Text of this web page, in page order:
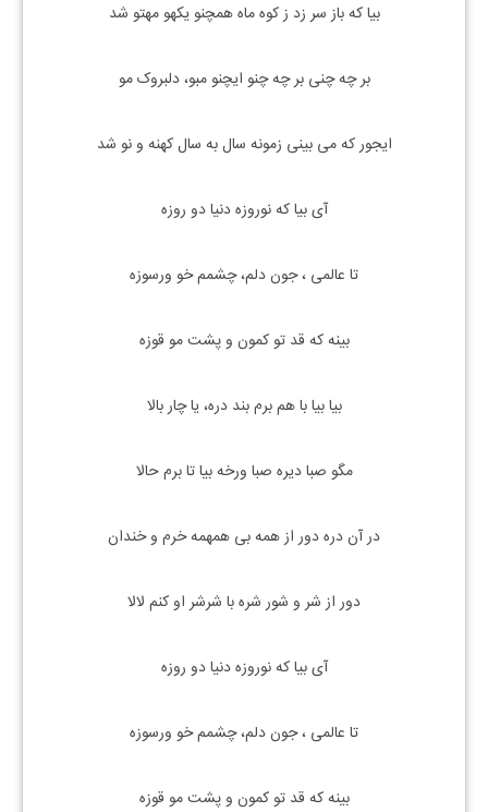
بیا که باز سر زد ز کوه ماه همچنو یکهو مهتو شد
بر چه چنی بر چه چنو ایچنو مبو، دلبروک مو
ایجور که می بینی زمونه سال به سال کهنه و نو شد
آی بیا که نوروزه دنیا دو روزه
تا عالمی ، جون دلم، چشمم خو ورسوزه
بینه که قد تو کمون و پشت مو قوزه
بیا بیا با هم برم بند دره، یا چار بالا
مگو صبا دیره صبا ورخه بیا تا برم حالا
در آن دره دور از همه بی همهمه خرم و خندان
دور از شر و شور شره با شرشر او کنم لالا
آی بیا که نوروزه دنیا دو روزه
تا عالمی ، جون دلم، چشمم خو ورسوزه
بینه که قد تو کمون و پشت مو قوزه